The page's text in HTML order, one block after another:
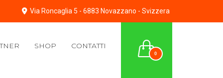
Via Roncaglia 5 - 6883 Novazzano - Svizzera
0
SHOP CONTATTI